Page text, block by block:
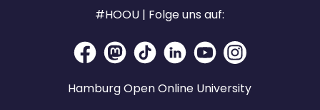
#HOOU | Folge uns auf:
Hamburg Open Online University